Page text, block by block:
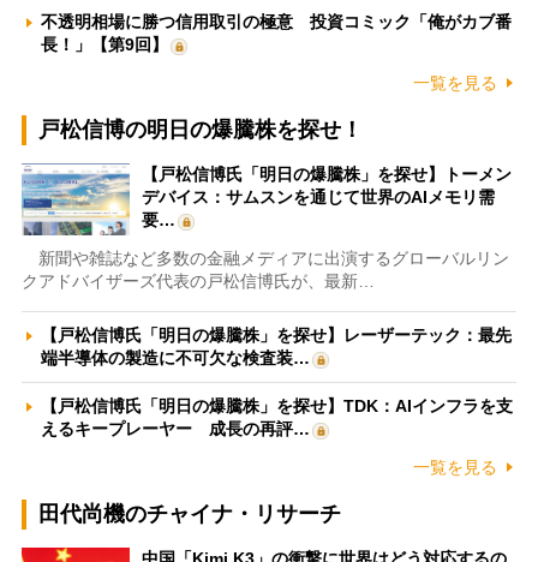
不透明相場に勝つ信用取引の極意 投資コミック「俺がカブ番
長！」【第9回】
一覧を見る
戸松信博の明日の爆騰株を探せ！
【戸松信博氏「明日の爆騰株」を探せ】トーメン
デバイス：サムスンを通じて世界のAIメモリ需
要…
新聞や雑誌など多数の金融メディアに出演するグローバルリン
クアドバイザーズ代表の戸松信博氏が、最新…
【戸松信博氏「明日の爆騰株」を探せ】レーザーテック：最先
端半導体の製造に不可欠な検査装…
【戸松信博氏「明日の爆騰株」を探せ】TDK：AIインフラを支
えるキープレーヤー 成長の再評…
一覧を見る
田代尚機のチャイナ・リサーチ